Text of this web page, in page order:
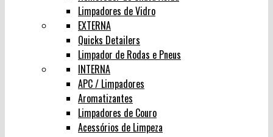
Limpadores de Vidro
EXTERNA
Quicks Detailers
Limpador de Rodas e Pneus
INTERNA
APC / Limpadores
Aromatizantes
Limpadores de Couro
Acessórios de Limpeza